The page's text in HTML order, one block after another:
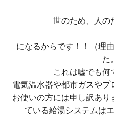
世のため、人の
になるからです！！（理
た
これは嘘でも何
電気温水器や都市ガスやプ
お使いの方には申し訳あ
ている給湯システムは